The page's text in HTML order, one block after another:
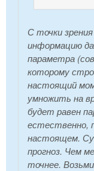
С точки зрения
информацию
параметра
которому
настоящий
умножить на
будет равен
естественно,
настоящем.
прогноз. Чем
точнее.